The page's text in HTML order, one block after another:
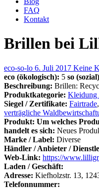
FAQ
Kontakt
Brillen bei
eco-so-lo 6. Juli 2017 Keine
eco (ökologisch): 5 so
Beschreibung: Brillen:
Produktkategorie: Kleidung
Siegel / Zertifikate: Fairtrade,
verträgliche
Produkt: Um welches
handelt es sich: Neues
Marke / Label: Diverse
Händler / Anbieter /
Web-Link: https://
Laden / Geschäft:
Adresse: Kiefholzstr. 13,
Telefonnummer: